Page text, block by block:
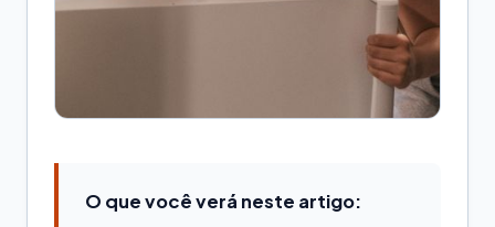
O que você verá neste artigo: